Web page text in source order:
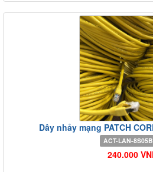
Dây nhảy mạng PATCH
ACT-LAN-
240.000